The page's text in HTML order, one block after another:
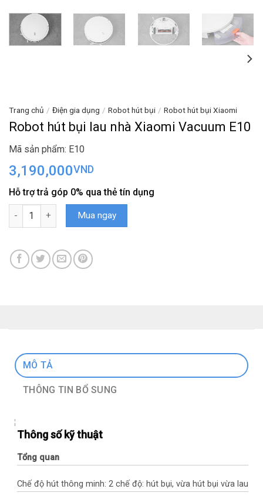
Trang chủ / Điện gia dụng / Robot hút bụi / Robot hút bụi Xiaomi
Robot hút bụi lau nhà Xiaomi Vacuum E10
Mã sản phẩm: E10
3,190,000VND
Hỗ trợ trả góp 0% qua thẻ tín dụng
Robot hút bụi lau nhà Xiaomi Vacuum E10 số lượng
Mua ngay
MÔ TẢ
THÔNG TIN BỔ SUNG
Thông số kỹ thuật
Tổng quan
Chế độ hút thông minh: 2 chế độ: hút bụi, vừa hút bụi vừa lau